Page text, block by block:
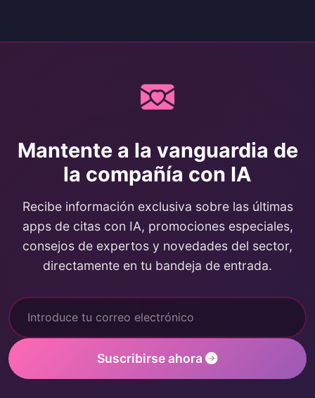
Mantente a la vanguardia de
la compañía con IA
Recibe información exclusiva sobre las últimas
apps de citas con IA, promociones especiales,
consejos de expertos y novedades del sector,
directamente en tu bandeja de entrada.
Suscribirse ahora